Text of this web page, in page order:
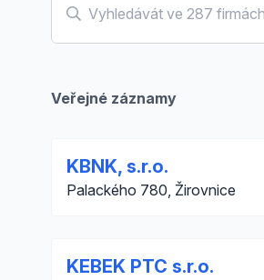
Veřejné záznamy
KBNK, s.r.o.
Palackého 780, Žirovnice
KEBEK PTC s.r.o.